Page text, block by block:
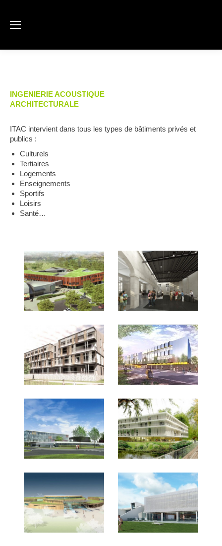
INGENIERIE ACOUSTIQUE
ARCHITECTURALE
ITAC intervient dans tous les types de bâtiments privés et
publics :
Culturels
Tertiaires
Logements
Enseignements
Sportifs
Loisirs
Santé…